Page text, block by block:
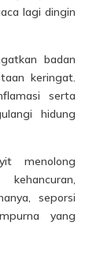
lagi dingin
badan
keringat.
serta
hidung
menolong
seporsi
yang